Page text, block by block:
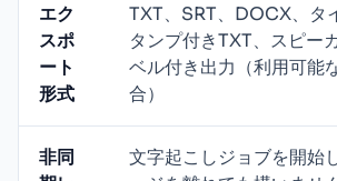
エク
スポ
ート
形式
TXT、SRT、DOCX、タ
タンプ付きTXT、スピー
ベル付き出力（利用可能
合）
非同
文字起こしジョブを開始